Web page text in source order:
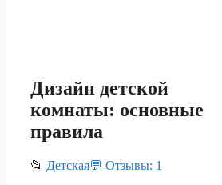
Дизайн детской
комнаты: основные
правила
📂 Детская💬 Отзывы: 1